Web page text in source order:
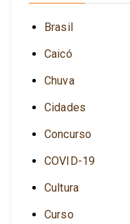
Brasil
Caicó
Chuva
Cidades
Concurso
COVID-19
Cultura
Curso